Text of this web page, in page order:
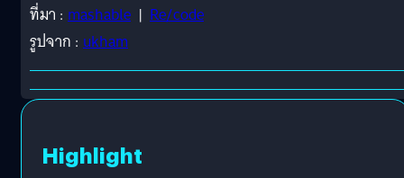
ที่มา : mashable | Re/code
รูปจาก : ukham
Highlight